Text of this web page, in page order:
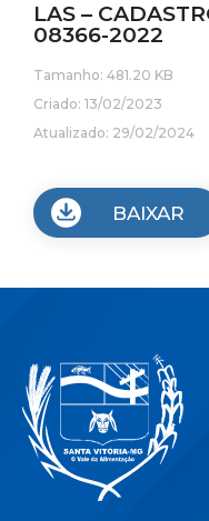
LAS –
08366-2022
Tamanho: 481.20 KB
Criado: 13/02/2023
Atualizado: 29/02/2024
BAIXAR